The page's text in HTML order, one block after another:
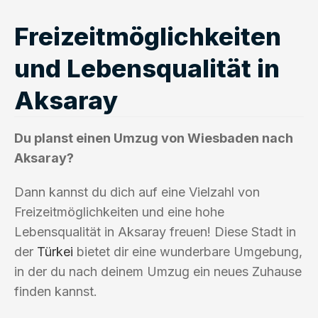
Freizeitmöglichkeiten
und Lebensqualität in
Aksaray
Du planst einen Umzug von Wiesbaden nach
Aksaray?
Dann kannst du dich auf eine Vielzahl von
Freizeitmöglichkeiten und eine hohe
Lebensqualität in Aksaray freuen! Diese Stadt in
der Türkei bietet dir eine wunderbare Umgebung,
in der du nach deinem Umzug ein neues Zuhause
finden kannst.